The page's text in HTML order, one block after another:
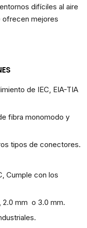
difíciles al aire
ofrecen mejores
de IEC, EIA-TIA
fibra monomodo y
tipos de conectores.
Cumple con los
2.0 mm o 3.0 mm.